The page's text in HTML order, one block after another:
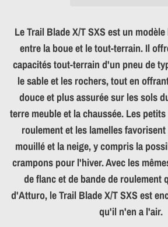
Le Trail Blade X/T SXS est un
entre la boue et le tout-terrain. Il
capacités tout-terrain d'un pneu de
le sable et les rochers, tout en
douce et plus assurée sur les sols
terre meuble et la chaussée. Les
roulement et les lamelles
mouillé et la neige, y compris la
crampons pour l'hiver. Avec les
de flanc et de bande de roulement
d'Atturo, le Trail Blade X/T SXS est
qu'il n'en a l'air.